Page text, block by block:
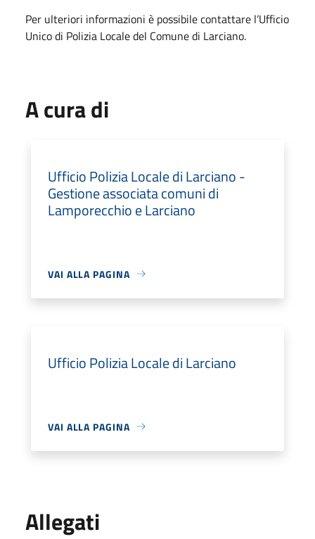
Per ulteriori informazioni è possibile contattare l’Ufficio
Unico di Polizia Locale del Comune di Larciano.
A cura di
Ufficio Polizia Locale di Larciano -
Gestione associata comuni di
Lamporecchio e Larciano
VAI ALLA PAGINA
Ufficio Polizia Locale di Larciano
VAI ALLA PAGINA
Allegati